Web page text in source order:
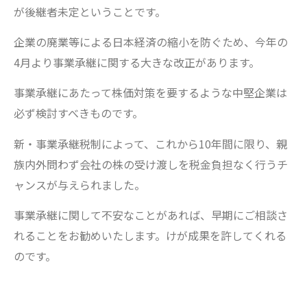
が後継者未定ということです。
企業の廃業等による日本経済の縮小を防ぐため、今年の
4月より事業承継に関する大きな改正があります。
事業承継にあたって株価対策を要するような中堅企業は
必ず検討すべきものです。
新・事業承継税制によって、これから10年間に限り、親
族内外問わず会社の株の受け渡しを税金負担なく行うチ
ャンスが与えられました。
事業承継に関して不安なことがあれば、早期にご相談さ
れることをお勧めいたします。けが成果を許してくれる
のです。